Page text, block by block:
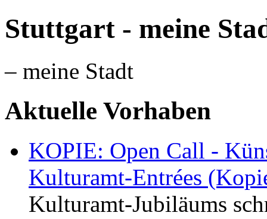
Stuttgart - meine
– meine Stadt
Aktuelle Vorhaben
KOPIE: Open Call -
Kulturamt-Entrées
Kulturamt-Jubiläums